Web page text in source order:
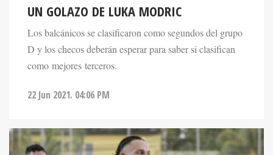
UN GOLAZO DE LUKA MODRIC
Los balcánicos se clasificaron como segundos del grupo
D y los checos deberán esperar para saber si clasifican
como mejores terceros.
22 Jun 2021. 04:06 PM